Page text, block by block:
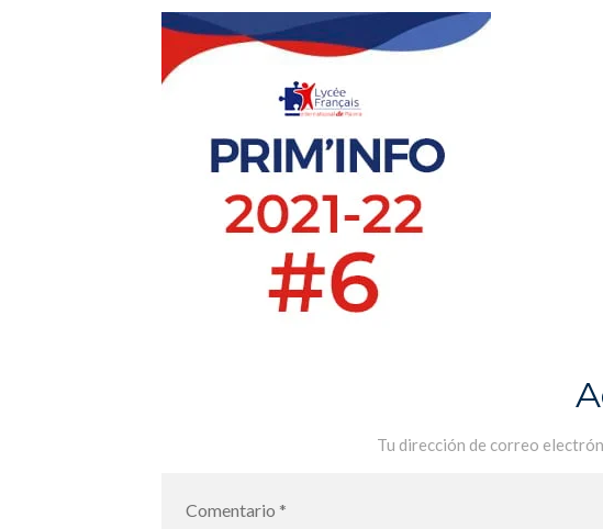
Tu dirección de correo